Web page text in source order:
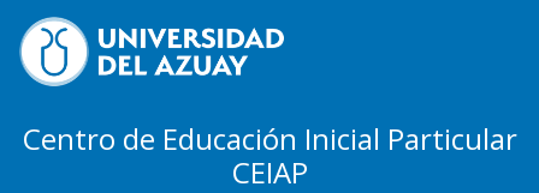
Centro de Educación Inicial Particular
CEIAP